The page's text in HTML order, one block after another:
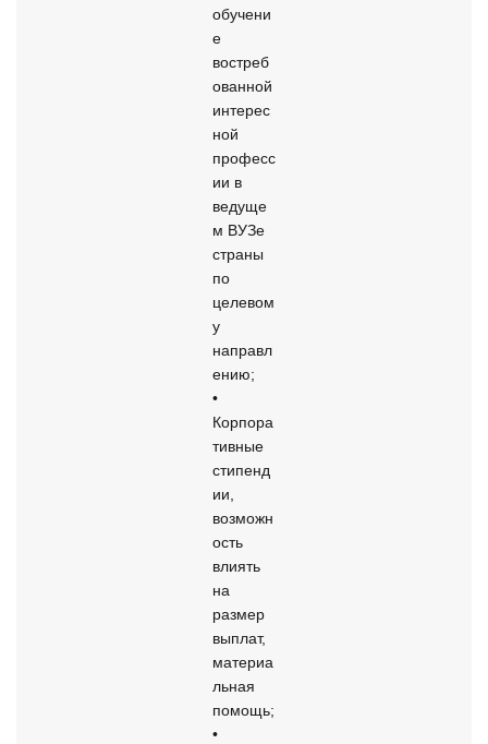
обучени
е
востреб
ованной
интерес
ной
професс
ии в
ведуще
м ВУЗе
страны
по
целевом
у
направл
ению;
•
Корпора
тивные
стипенд
ии,
возможн
ость
влиять
на
размер
выплат,
материа
льная
помощь;
•